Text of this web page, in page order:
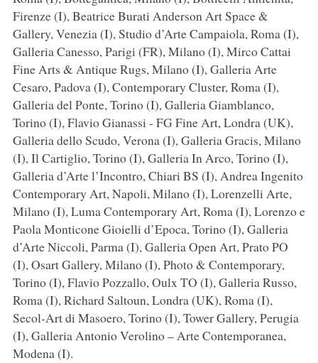
Firenze (I), Beatrice Burati Anderson Art Space &
Gallery, Venezia (I), Studio d’Arte Campaiola, Roma (I),
Galleria Canesso, Parigi (FR), Milano (I), Mirco Cattai
Fine Arts & Antique Rugs, Milano (I), Galleria Arte
Cesaro, Padova (I), Contemporary Cluster, Roma (I),
Galleria del Ponte, Torino (I), Galleria Giamblanco,
Torino (I), Flavio Gianassi - FG Fine Art, Londra (UK),
Galleria dello Scudo, Verona (I), Galleria Gracis, Milano
(I), Il Cartiglio, Torino (I), Galleria In Arco, Torino (I),
Galleria d’Arte l’Incontro, Chiari BS (I), Andrea Ingenito
Contemporary Art, Napoli, Milano (I), Lorenzelli Arte,
Milano (I), Luma Contemporary Art, Roma (I), Lorenzo e
Paola Monticone Gioielli d’Epoca, Torino (I), Galleria
d’Arte Niccoli, Parma (I), Galleria Open Art, Prato PO
(I), Osart Gallery, Milano (I), Photo & Contemporary,
Torino (I), Flavio Pozzallo, Oulx TO (I), Galleria Russo,
Roma (I), Richard Saltoun, Londra (UK), Roma (I),
Secol-Art di Masoero, Torino (I), Tower Gallery, Perugia
(I), Galleria Antonio Verolino – Arte Contemporanea,
Modena (I).